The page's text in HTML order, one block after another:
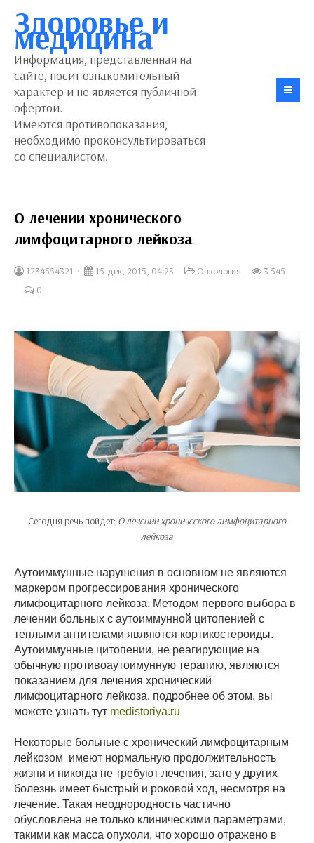
Здоровье и
медицина
Информация, представленная на
сайте, носит ознакомительный
характер и не является публичной
офертой.
Имеются противопоказания,
необходимо проконсультироваться
со специалистом.
О лечении хронического
лимфоцитарного лейкоза
1234554321 15-дек, 2015, 04:23 Онкология
3 545
0
Сегодня речь пойдет: О лечении хронического лимфоцитарного
лейкоза
Аутоиммунные нарушения в основном не являются
маркером прогрессирования хронического
лимфоцитарного лейкоза. Методом первого выбора в
лечении больных с аутоиммунной цитопенией с
теплыми антителами являются кортикостероиды.
Аутоиммунные цитопении, не реагирующие на
обычную противоаутоимунную терапию, являются
показанием для лечения хронический
лимфоцитарного лейкоза, подробнее об этом, вы
можете узнать тут medistoriya.ru
Некоторые больные с хронический лимфоцитарным
лейкозом имеют нормальную продолжительность
жизни и никогда не требуют лечения, зато у других
болезнь имеет быстрый и роковой ход, несмотря на
лечение. Такая неоднородность частично
обусловлена не только клиническими параметрами,
такими как масса опухоли, что хорошо отражено в